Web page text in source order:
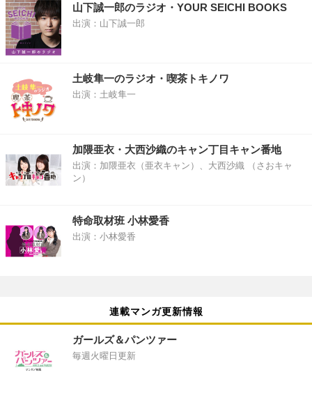
山下誠一郎のラジオ・YOUR SEICHI BOOKS
出演：山下誠一郎
土岐隼一のラジオ・喫茶トキノワ
出演：土岐隼一
加隈亜衣・大西沙織のキャン丁目キャン番地
出演：加隈亜衣（亜衣キャン）、大西沙織 （さおキャ
ン）
特命取材班 小林愛香
出演：小林愛香
連載マンガ更新情報
ガールズ＆パンツァー
毎週火曜日更新